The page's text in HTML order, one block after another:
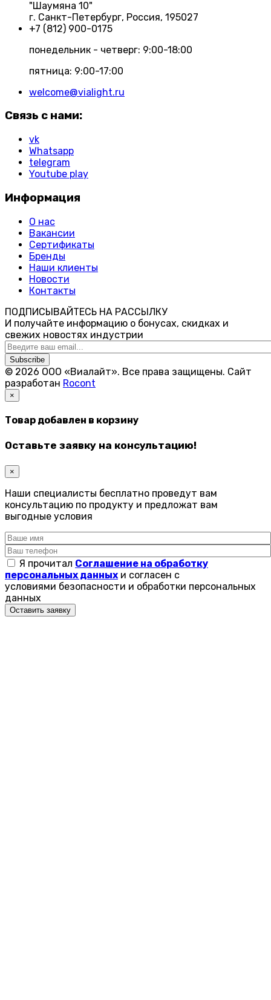
"Шаумяна 10"
г. Санкт-Петербург, Россия, 195027
+7 (812) 900-0175
понедельник - четверг: 9:00-18:00
пятница: 9:00-17:00
welcome@vialight.ru
Связь с нами:
vk
Whatsapp
telegram
Youtube play
Информация
О нас
Вакансии
Сертификаты
Бренды
Наши клиенты
Новости
Контакты
ПОДПИСЫВАЙТЕСЬ НА РАССЫЛКУ
И получайте информацию о бонусах, скидках и
свежих новостях индустрии
Subscribe
© 2026 ООО «Виалайт». Все права защищены. Cайт
разработан Rocont
×
Товар добавлен в корзину
Оставьте заявку на консультацию!
×
Наши специалисты бесплатно проведут вам
консультацию по продукту и предложат вам
выгодные условия
Я прочитал Соглашение на обработку
персональных данных и согласен с
условиями безопасности и обработки персональных
данных
Оставить заявку